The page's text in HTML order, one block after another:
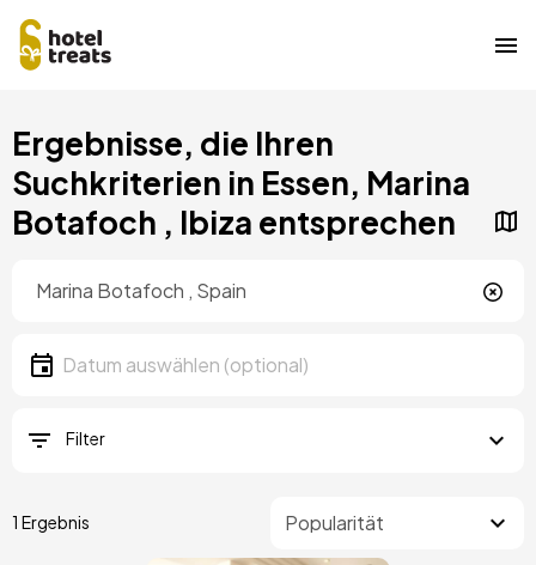
zum
Inhalt
Ergebnisse, die Ihren
Suchkriterien in Essen, Marina
Botafoch , Ibiza entsprechen
Datum
Datum auswählen
Filter
1 Ergebnis